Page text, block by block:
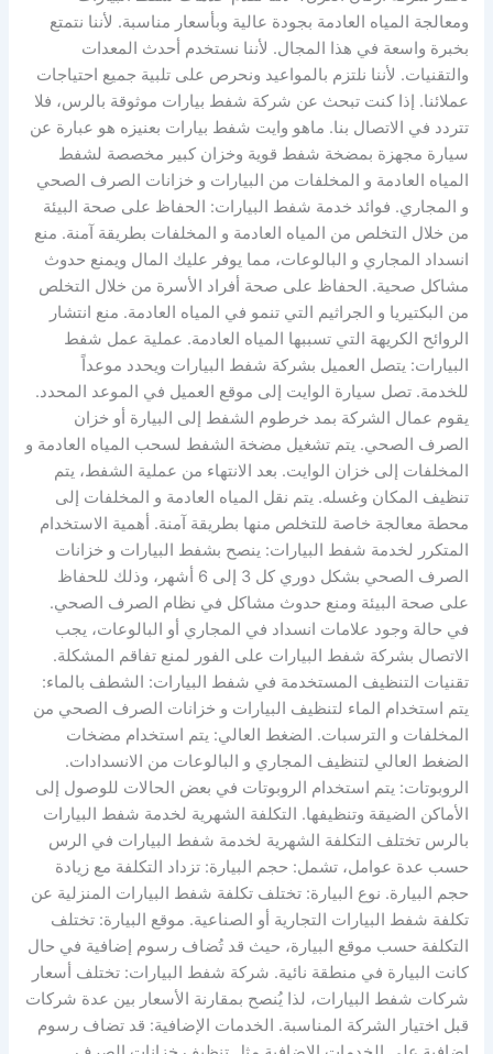
ومعالجة المياه العادمة بجودة عالية وبأسعار مناسبة. لأننا نتمتع
بخبرة واسعة في هذا المجال. لأننا نستخدم أحدث المعدات
والتقنيات. لأننا نلتزم بالمواعيد ونحرص على تلبية جميع احتياجات
عملائنا. إذا كنت تبحث عن شركة شفط بيارات موثوقة بالرس، فلا
تتردد في الاتصال بنا. ماهو وايت شفط بيارات بعنيزه هو عبارة عن
سيارة مجهزة بمضخة شفط قوية وخزان كبير مخصصة لشفط
المياه العادمة و المخلفات من البيارات و خزانات الصرف الصحي
و المجاري. فوائد خدمة شفط البيارات: الحفاظ على صحة البيئة
من خلال التخلص من المياه العادمة و المخلفات بطريقة آمنة. منع
انسداد المجاري و البالوعات، مما يوفر عليك المال ويمنع حدوث
مشاكل صحية. الحفاظ على صحة أفراد الأسرة من خلال التخلص
من البكتيريا و الجراثيم التي تنمو في المياه العادمة. منع انتشار
الروائح الكريهة التي تسببها المياه العادمة. عملية عمل شفط
البيارات: يتصل العميل بشركة شفط البيارات ويحدد موعداً
للخدمة. تصل سيارة الوايت إلى موقع العميل في الموعد المحدد.
يقوم عمال الشركة بمد خرطوم الشفط إلى البيارة أو خزان
الصرف الصحي. يتم تشغيل مضخة الشفط لسحب المياه العادمة و
المخلفات إلى خزان الوايت. بعد الانتهاء من عملية الشفط، يتم
تنظيف المكان وغسله. يتم نقل المياه العادمة و المخلفات إلى
محطة معالجة خاصة للتخلص منها بطريقة آمنة. أهمية الاستخدام
المتكرر لخدمة شفط البيارات: ينصح بشفط البيارات و خزانات
الصرف الصحي بشكل دوري كل 3 إلى 6 أشهر، وذلك للحفاظ
على صحة البيئة ومنع حدوث مشاكل في نظام الصرف الصحي.
في حالة وجود علامات انسداد في المجاري أو البالوعات، يجب
الاتصال بشركة شفط البيارات على الفور لمنع تفاقم المشكلة.
تقنيات التنظيف المستخدمة في شفط البيارات: الشطف بالماء:
يتم استخدام الماء لتنظيف البيارات و خزانات الصرف الصحي من
المخلفات و الترسبات. الضغط العالي: يتم استخدام مضخات
الضغط العالي لتنظيف المجاري و البالوعات من الانسدادات.
الروبوتات: يتم استخدام الروبوتات في بعض الحالات للوصول إلى
الأماكن الضيقة وتنظيفها. التكلفة الشهرية لخدمة شفط البيارات
بالرس تختلف التكلفة الشهرية لخدمة شفط البيارات في الرس
حسب عدة عوامل، تشمل: حجم البيارة: تزداد التكلفة مع زيادة
حجم البيارة. نوع البيارة: تختلف تكلفة شفط البيارات المنزلية عن
تكلفة شفط البيارات التجارية أو الصناعية. موقع البيارة: تختلف
التكلفة حسب موقع البيارة، حيث قد تُضاف رسوم إضافية في حال
كانت البيارة في منطقة نائية. شركة شفط البيارات: تختلف أسعار
شركات شفط البيارات، لذا يُنصح بمقارنة الأسعار بين عدة شركات
قبل اختيار الشركة المناسبة. الخدمات الإضافية: قد تضاف رسوم